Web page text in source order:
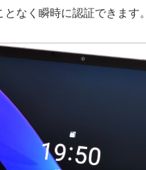
となく瞬時に認証できます。